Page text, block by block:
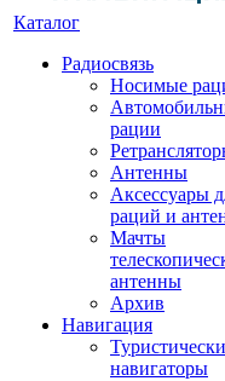
Каталог
Радиосвязь
Носимые
рации
Антенны
Аксессуары
раций и
Мачты
антенны
Архив
Навигация
навигаторы